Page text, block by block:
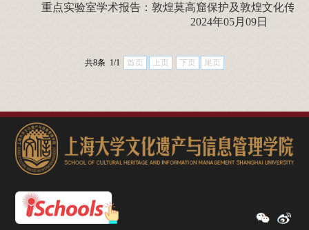
重点实验室学术报告：敦煌莫高窟保护及敦煌文化传承
2024年05月09日
共8条 1/1 首页 上页 下页 尾页